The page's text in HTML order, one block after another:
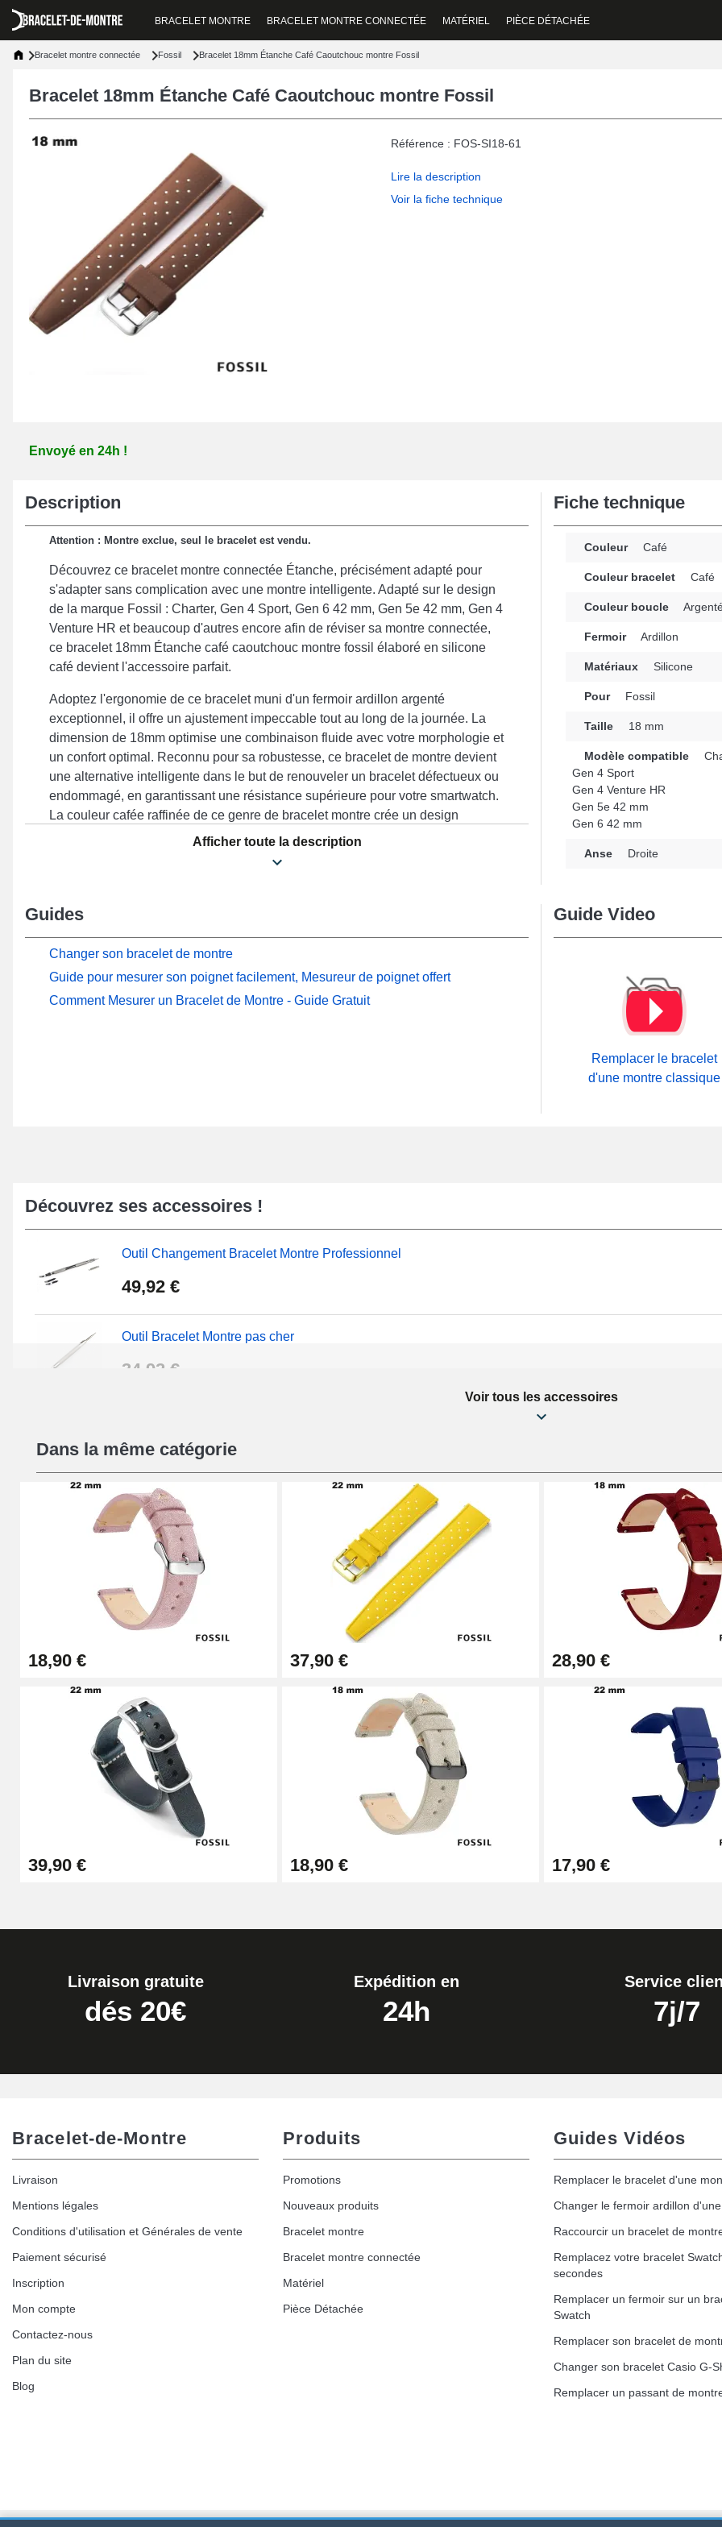
BRACELET MONTRE BRACELET MONTRE CONNECTÉE MATÉRIEL PIÈCE DÉTACHÉE
Bracelet montre connectée Fossil Bracelet 18mm Étanche Café Caoutchouc montre Fossil
Bracelet 18mm Étanche Café Caoutchouc montre Fossil
Référence : FOS-SI18-61
Lire la description
Voir la fiche technique
Envoyé en 24h !
Description
Attention : Montre exclue, seul le bracelet est vendu.
Découvrez ce bracelet montre connectée Étanche, précisément adapté pour
s'adapter sans complication avec une montre intelligente. Adapté sur le design
de la marque Fossil : Charter, Gen 4 Sport, Gen 6 42 mm, Gen 5e 42 mm, Gen 4
Venture HR et beaucoup d'autres encore afin de réviser sa montre connectée,
ce bracelet 18mm Étanche café caoutchouc montre fossil élaboré en silicone
café devient l'accessoire parfait.
Adoptez l'ergonomie de ce bracelet muni d'un fermoir ardillon argenté
exceptionnel, il offre un ajustement impeccable tout au long de la journée. La
dimension de 18mm optimise une combinaison fluide avec votre morphologie et
un confort optimal. Reconnu pour sa robustesse, ce bracelet de montre devient
une alternative intelligente dans le but de renouveler un bracelet défectueux ou
endommagé, en garantissant une résistance supérieure pour votre smartwatch.
La couleur cafée raffinée de ce genre de bracelet montre crée un design
minimaliste et tendance de votre montre connectée. Ce bracelet se démarque
Fossil permet une connexion harmonieuse avec une large gamme de manière
Afficher toute la description
Fiche technique
Couleur Café
Couleur bracelet Café
Couleur boucle
Fermoir Ardillon
Matériaux Silicone
Pour Fossil
Taille 18 mm
Modèle compatible
Gen 4 Sport
Gen 4 Venture HR
Gen 5e 42 mm
Gen 6 42 mm
Anse Droite
Guides
Changer son bracelet de montre
Guide pour mesurer son poignet facilement, Mesureur de poignet offert
Comment Mesurer un Bracelet de Montre - Guide Gratuit
Guide Video
Remplacer le bracelet
d'une montre classique
Découvrez ses accessoires !
Outil Changement Bracelet Montre Professionnel
49,92 €
Outil Bracelet Montre pas cher
34,92 €
16,90 €
Pied à Coulisse Numérique
9,90 €
Kit Horlogerie Débutant
26,90 €
Boîte Pompe Bracelet Montre - Diamètre 1,50 mm - 8 à 25 mm
14,08 €
Boîte Pompe pour Bracelet Montre - Diamètre 1,80 mm - 8 à 25 mm
19,90 €
Extracteur de Bracelet de Montre Facile
Voir tous les accessoires
Dans la même catégorie
18,90 € 37,90 € 28,90 €
39,90 € 18,90 € 17,90 €
Livraison gratuite
dés 20€
Expédition en
24h
Service
7j/7
Bracelet-de-Montre
Livraison
Mentions légales
Conditions d'utilisation et Générales de vente
Paiement sécurisé
Inscription
Mon compte
Contactez-nous
Plan du site
Blog
Produits
Promotions
Nouveaux produits
Bracelet montre
Bracelet montre connectée
Matériel
Pièce Détachée
Guides Vidéos
Remplacer le bracelet d'une
Changer le fermoir ardillon
Raccourcir un bracelet de
Remplacez votre bracelet
secondes
Remplacer un fermoir sur un
Swatch
Remplacer son bracelet de
Changer son bracelet Casio G-
Remplacer un passant de